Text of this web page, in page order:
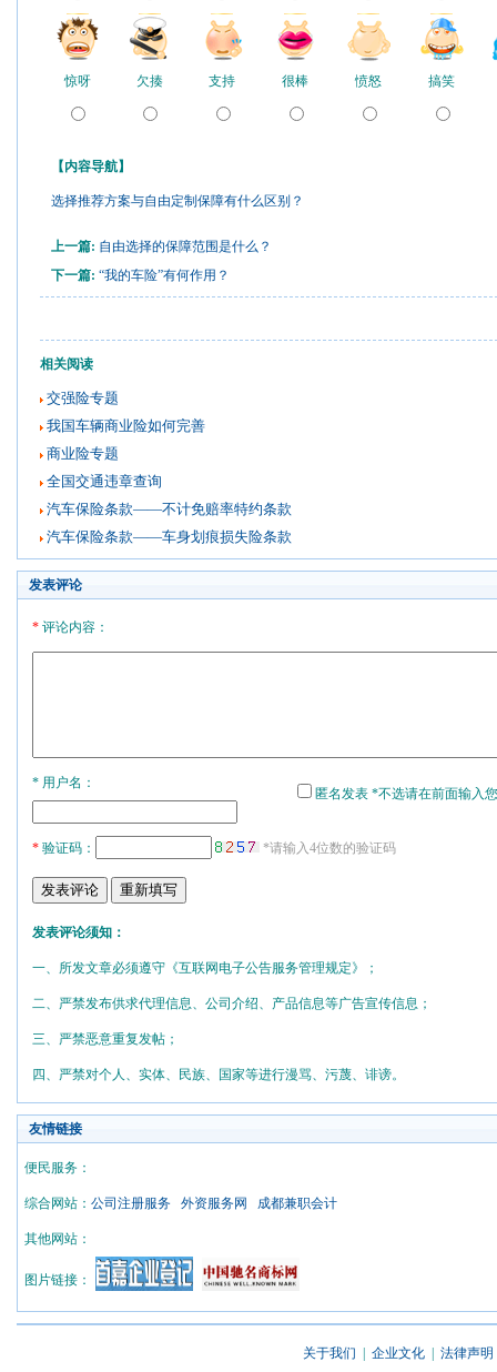
惊呀 欠揍 支持 很棒 愤怒 搞笑
【内容导航】
选择推荐方案与自由定制保障有什么区别？
上一篇: 自由选择的保障范围是什么？
下一篇: “我的车险”有何作用？
相关阅读
交强险专题
我国车辆商业险如何完善
商业险专题
全国交通违章查询
汽车保险条款——不计免赔率特约条款
汽车保险条款——车身划痕损失险条款
发表评论
*评论内容：
* 用户名：
匿名发表 *不选请在前面输入
*验证码： *请输入4位数的验证码
发表评论须知：
一、所发文章必须遵守《互联网电子公告服务管理规定》；
二、严禁发布供求代理信息、公司介绍、产品信息等广告宣传信息；
三、严禁恶意重复发帖；
四、严禁对个人、实体、民族、国家等进行漫骂、污蔑、诽谤。
友情链接
便民服务：
综合网站： 公司注册服务 外资服务网 成都兼职会计
其他网站：
图片链接：
关于我们 企业文化 法律声明